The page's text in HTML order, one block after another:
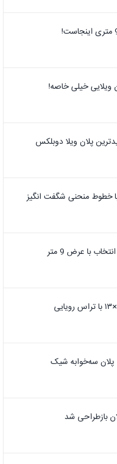
ویلایی خیلی خاصه!
با عرض 9 متر
بازطراحی شد